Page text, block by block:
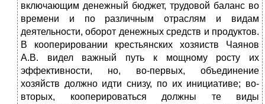
включающим денежный бюджет, трудовой баланс во
времени и по различным отраслям и видам
деятельности, оборот денежных средств и продуктов.
В кооперировании крестьянских хозяиств Чаянов
А.В. видел важный путь к мощному росту их
эффективности, но, во-первых, объединение
хозяйств должно идти снизу, по их инициативе; во-
вторых, кооперироваться должны те виды